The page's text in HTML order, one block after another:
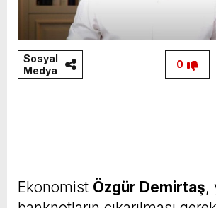
Sosyal
Medya
0
Ekonomist Özgür Demirtaş,